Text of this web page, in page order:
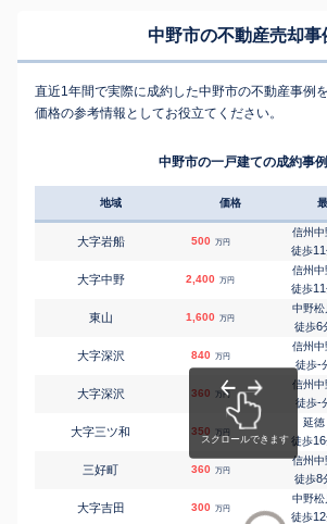
中野市の不動産売却事
直近1年間で実際に成約した中野市の不動産事例
価格の参考情報としてお役立てください。
中野市の一戸建ての成約事例
地域 価格
大字岩船 500 万円
信州中
徒歩11
大字中野 2,400 万円
信州中
徒歩11
東山 1,600 万円
中野松
徒歩6
大字深沢 840 万円
信州中
徒歩-
大字深沢 360 万円
信州中
徒歩-
大字三ツ和 350 万円
延徳
徒歩16
三好町 360 万円
信州中
徒歩8
大字吉田 300 万円
中野松
徒歩12